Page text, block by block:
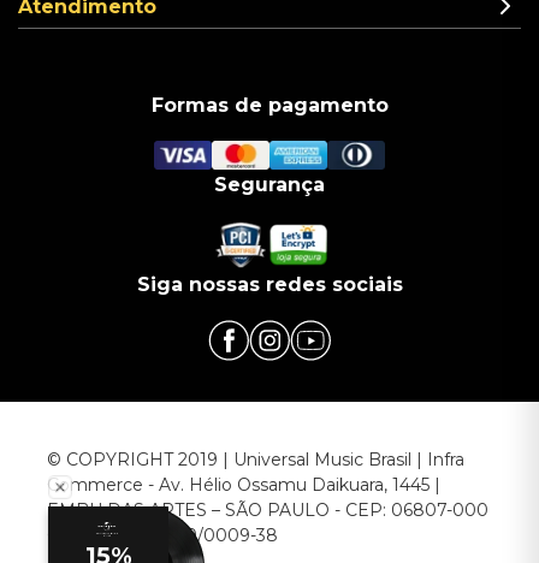
Atendimento
Formas de pagamento
Segurança
Siga nossas redes sociais
© COPYRIGHT 2019 | Universal Music Brasil | Infra
Commerce - Av. Hélio Ossamu Daikuara, 1445 |
EMBU DAS ARTES – SÃO PAULO - CEP: 06807-000
CNPJ: 00.952.789/0009-38